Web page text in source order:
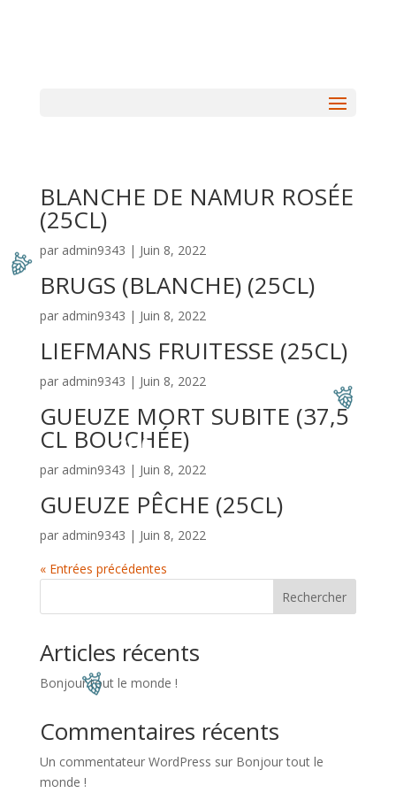
BLANCHE DE NAMUR ROSÉE
(25CL)
par admin9343 | Juin 8, 2022
BRUGS (BLANCHE) (25CL)
par admin9343 | Juin 8, 2022
LIEFMANS FRUITESSE (25CL)
par admin9343 | Juin 8, 2022
GUEUZE MORT SUBITE (37,5
CL BOUCHÉE)
par admin9343 | Juin 8, 2022
GUEUZE PÊCHE (25CL)
par admin9343 | Juin 8, 2022
« Entrées précédentes
Rechercher
Articles récents
Bonjour tout le monde !
Commentaires récents
Un commentateur WordPress sur Bonjour tout le
monde !